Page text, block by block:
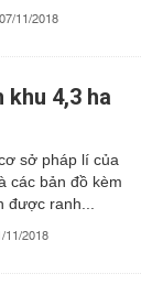
11/2018
4,3 ha
sở pháp lí của
các bản đồ kèm
được ranh...
11/2018